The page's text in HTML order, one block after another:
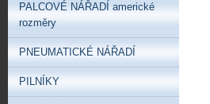
PALCOVÉ NÁŘADÍ americké
rozměry
PNEUMATICKÉ NÁŘADÍ
PILNÍKY